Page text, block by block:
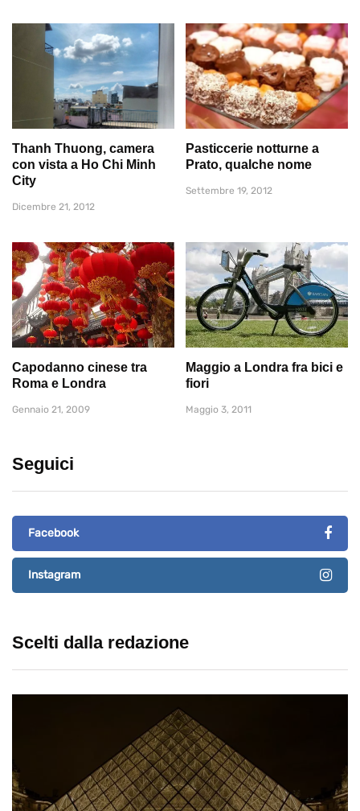
Thanh Thuong, camera
con vista a Ho Chi Minh
City
Dicembre 21, 2012
Pasticcerie notturne a
Prato, qualche nome
Settembre 19, 2012
Capodanno cinese tra
Roma e Londra
Gennaio 21, 2009
Maggio a Londra fra bici e
fiori
Maggio 3, 2011
Seguici
Facebook
Instagram
Scelti dalla redazione